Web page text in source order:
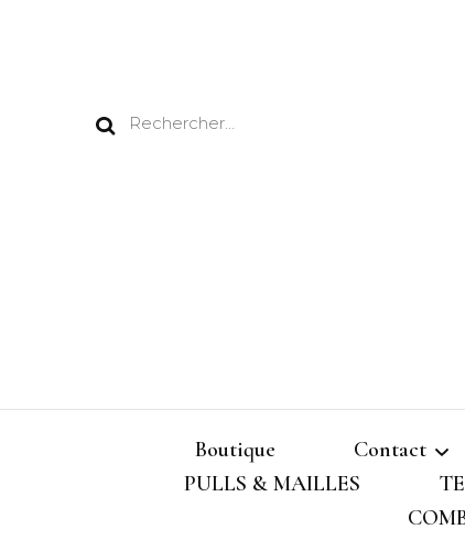
Rechercher :
Boutique Contact
PULLS & MAILLES